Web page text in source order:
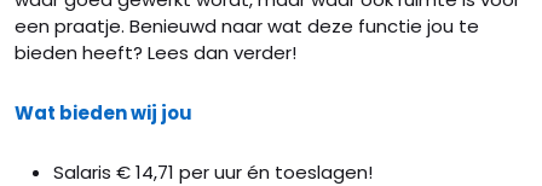
een praatje. Benieuwd naar wat deze functie jou te
bieden heeft? Lees dan verder!
Wat bieden wij jou
Salaris € 14,71 per uur én toeslagen!